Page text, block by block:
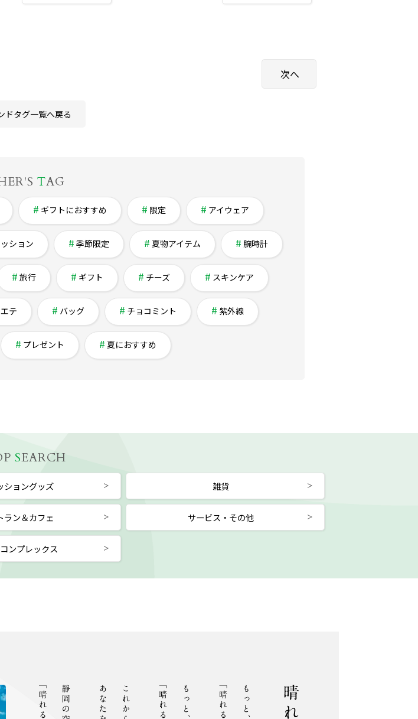
ドタグ一覧へ戻る
TAG
ギフトにおすすめ 限定 アイウェア
ション 季節限定 夏物アイテム 腕時計
旅行 ギフト チーズ スキンケア
エテ バッグ チョコミント 紫外線
プレゼント 夏におすすめ
SEARCH
ショングッズ 雑貨
ラン＆カフェ サービス・その他
ンプレックス